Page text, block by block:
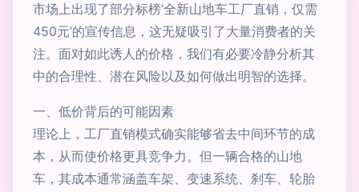
市场上出现了部分标榜‘全新山地车工厂直销，仅需
450元’的宣传信息，这无疑吸引了大量消费者的关
注。面对如此诱人的价格，我们有必要冷静分析其
中的合理性、潜在风险以及如何做出明智的选择。
一、低价背后的可能因素
理论上，工厂直销模式确实能够省去中间环节的成
本，从而使价格更具竞争力。但一辆合格的山地
车，其成本通常涵盖车架、变速系统、刹车、轮胎